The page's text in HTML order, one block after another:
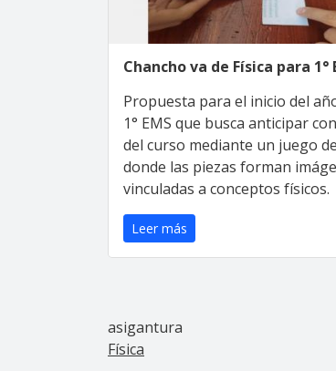
Chancho va de Física para 1°
Propuesta para el inicio del
1° EMS que busca anticipar
del curso mediante un juego
donde las piezas forman
vinculadas a conceptos físicos.
Leer más
asigantura
Física